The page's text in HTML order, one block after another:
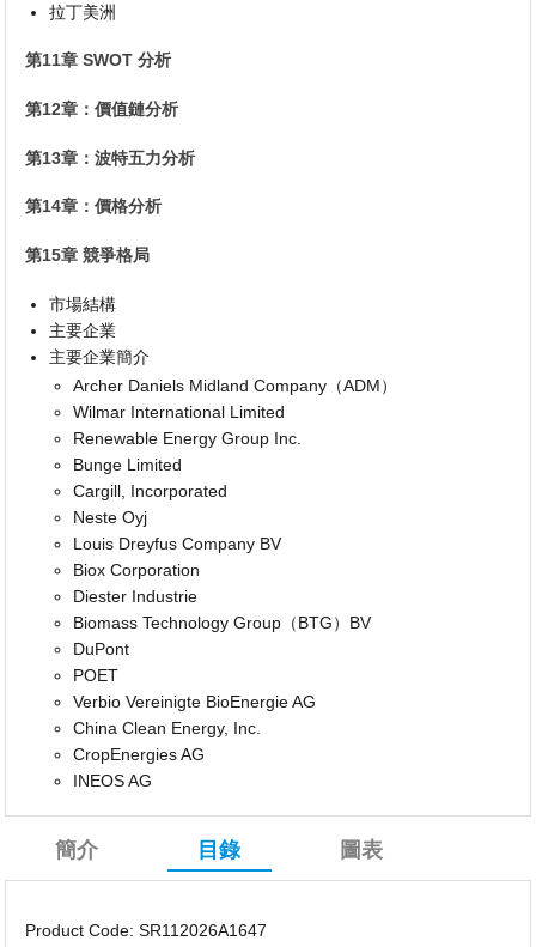
拉丁美洲
第11章 SWOT 分析
第12章：價值鏈分析
第13章：波特五力分析
第14章：價格分析
第15章 競爭格局
市場結構
主要企業
主要企業簡介
Archer Daniels Midland Company（ADM）
Wilmar International Limited
Renewable Energy Group Inc.
Bunge Limited
Cargill, Incorporated
Neste Oyj
Louis Dreyfus Company BV
Biox Corporation
Diester Industrie
Biomass Technology Group（BTG）BV
DuPont
POET
Verbio Vereinigte BioEnergie AG
China Clean Energy, Inc.
CropEnergies AG
INEOS AG
簡介 目錄 圖表
Product Code: SR112026A1647